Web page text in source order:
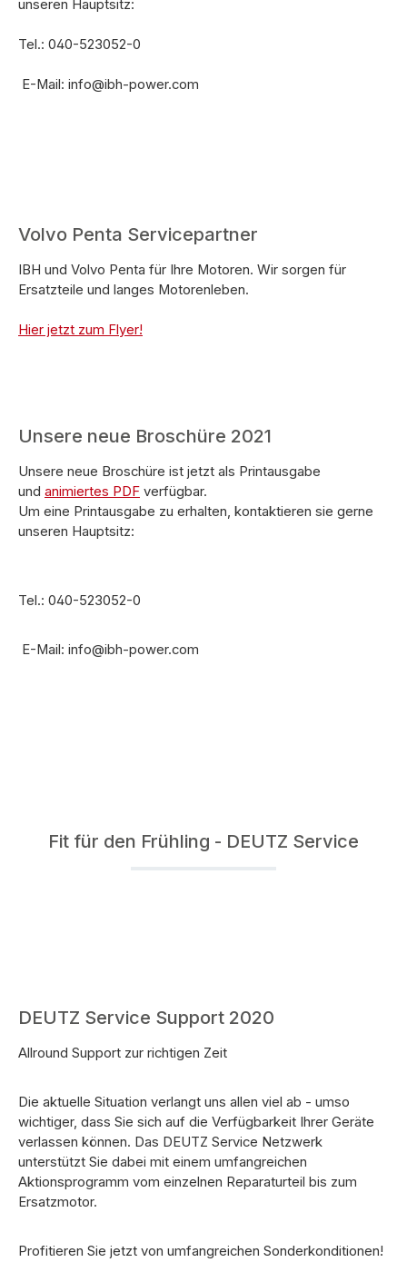
unseren Hauptsitz:
Tel.: 040-523052-0
E-Mail: info@ibh-power.com
Volvo Penta Servicepartner
IBH und Volvo Penta für Ihre Motoren. Wir sorgen für
Ersatzteile und langes Motorenleben.
Hier jetzt zum Flyer!
Unsere neue Broschüre 2021
Unsere neue Broschüre ist jetzt als Printausgabe
und animiertes PDF verfügbar.
Um eine Printausgabe zu erhalten, kontaktieren sie gerne
unseren Hauptsitz:
Tel.: 040-523052-0
E-Mail: info@ibh-power.com
Fit für den Frühling - DEUTZ Service
DEUTZ Service Support 2020
Allround Support zur richtigen Zeit
Die aktuelle Situation verlangt uns allen viel ab - umso
wichtiger, dass Sie sich auf die Verfügbarkeit Ihrer Geräte
verlassen können. Das DEUTZ Service Netzwerk
unterstützt Sie dabei mit einem umfangreichen
Aktionsprogramm vom einzelnen Reparaturteil bis zum
Ersatzmotor.
Profitieren Sie jetzt von umfangreichen Sonderkonditionen!